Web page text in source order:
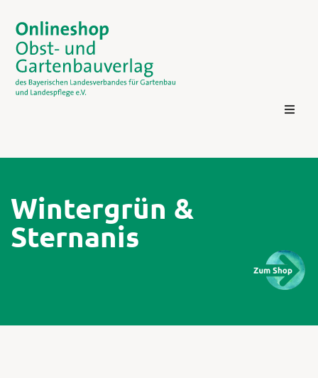
Kontakt
Wintergrün &
Sternanis